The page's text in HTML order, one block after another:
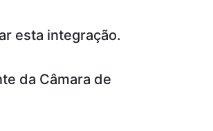
esta integração.
da Câmara de